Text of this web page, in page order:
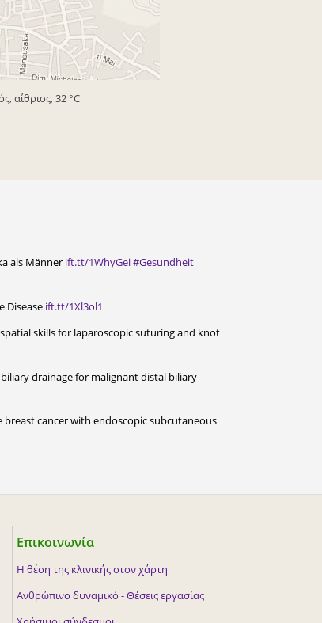
αίθριος, 32 °C
als Männer ift.tt/1WhyGei#Gesundheit
Disease ift.tt/1Xl3ol1
skills for laparoscopic suturing and knot
drainage for malignant distal biliary
cancer with endoscopic subcutaneous
Επικοινωνία
Η θέση της κλινικής στον χάρτη
Ανθρώπινο δυναμικό - Θέσεις εργασίας